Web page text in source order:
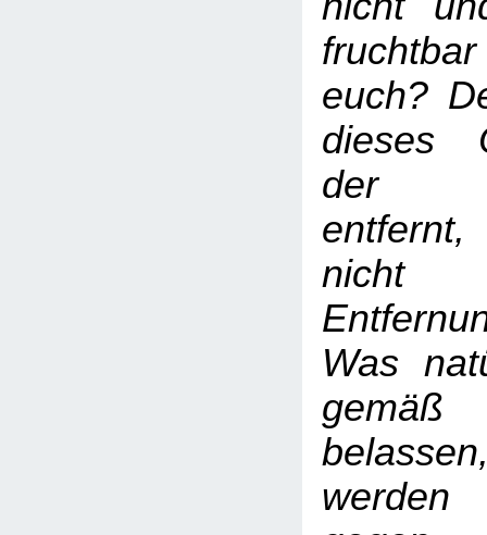
euch?
dieses
der
nicht
Was
werden